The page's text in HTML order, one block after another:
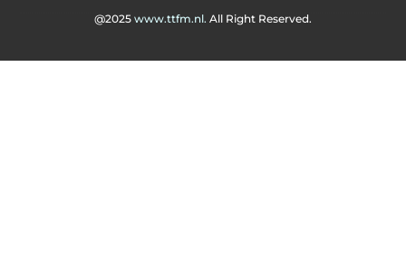
@2025 www.ttfm.nl. All Right Reserved.